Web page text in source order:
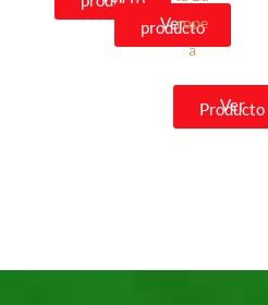
Ver
producto
rope
a
Ver
Producto